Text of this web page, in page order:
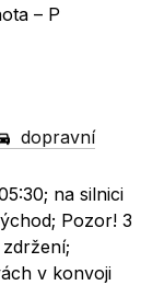
– P
dopravní
na silnici
Pozor! 3
v konvoji